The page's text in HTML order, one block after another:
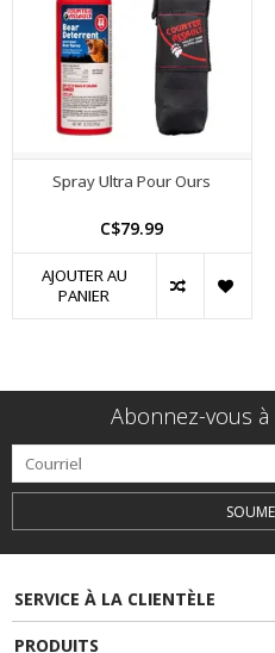
Spray Ultra Pour Ours
C$79.99
AJOUTER AU
PANIER
Abonnez-vous
SERVICE À LA CLIENTÈLE
PRODUITS